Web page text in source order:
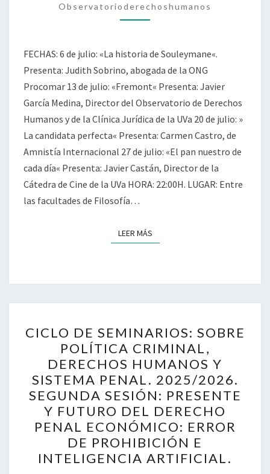
DERECHOS
HUMANOS
AIRE
LIBRE
Observatorioderechoshumanos
FECHAS: 6 de julio: «La historia de Souleymane«.
Presenta: Judith Sobrino, abogada de la ONG
Procomar 13 de julio: «Fremont« Presenta: Javier
García Medina, Director del Observatorio de Derechos
Humanos y de la Clínica Jurídica de la UVa 20 de julio: »
La candidata perfecta« Presenta: Carmen Castro, de
Amnistía Internacional 27 de julio: «El pan nuestro de
cada día« Presenta: Javier Castán, Director de la
Cátedra de Cine de la UVa HORA: 22:00H. LUGAR: Entre
las facultades de Filosofía…
LEER MÁSLEER MÁS
DE
SEMINARIOS:
SOBRE
POLÍTICA
CRIMINAL,
DERECHOS
HUMANOS
Y
SISTEMA
CICLO DE SEMINARIOS: SOBRE
POLÍTICA CRIMINAL,
DERECHOS HUMANOS Y
SISTEMA PENAL. 2025/2026.
SEGUNDA SESIÓN: PRESENTE
Y FUTURO DEL DERECHO
PENAL ECONÓMICO: ERROR
DE PROHIBICIÓN E
INTELIGENCIA ARTIFICIAL.